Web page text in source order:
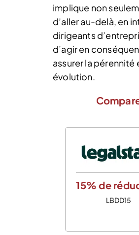
implique non
d’aller au-delà, en
dirigeants
d’agir en
assurer la
évolution.
15% de
LBDD15